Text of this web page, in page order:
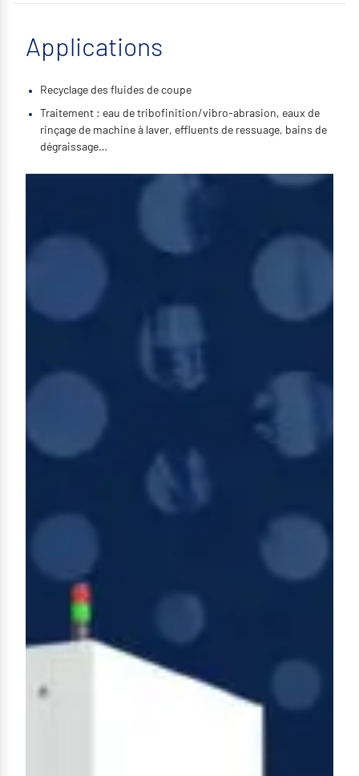
Applications
Recyclage des fluides de coupe
Traitement : eau de tribofinition/vibro-abrasion, eaux de
rinçage de machine à laver, effluents de ressuage, bains de
dégraissage…